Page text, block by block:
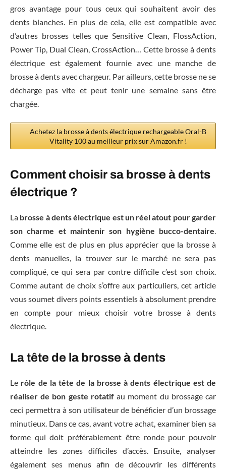
gros avantage pour tous ceux qui souhaitent avoir des
dents blanches. En plus de cela, elle est compatible avec
d’autres brosses telles que Sensitive Clean, FlossAction,
Power Tip, Dual Clean, CrossAction… Cette brosse à dents
électrique est également fournie avec une manche de
brosse à dents avec chargeur. Par ailleurs, cette brosse ne se
décharge pas vite et peut tenir une semaine sans être
chargée.
Achetez la brosse à dents électrique rechargeable Oral-B
Vitality 100 au meilleur prix sur Amazon.fr !
Comment choisir sa brosse à dents
électrique ?
La brosse à dents électrique est un réel atout pour garder
son charme et maintenir son hygiène bucco-dentaire
Comme elle est de plus en plus apprécier que la brosse à
dents manuelles, la trouver sur le marché ne sera pas
compliqué, ce qui sera par contre difficile c’est son choix.
Comme autant de choix s’offre aux particuliers, cet article
vous soumet divers points essentiels à absolument prendre
en compte pour mieux choisir votre brosse à dents
électrique.
La tête de la brosse à dents
Le rôle de la tête de la brosse à dents électrique est de
réaliser de bon geste rotatifau moment du brossage car
ceci permettra à son utilisateur de bénéficier d’un brossage
minutieux. Dans ce cas, avant votre achat, examiner bien sa
forme qui doit préférablement être ronde pour pouvoir
atteindre les zones difficiles d’accès. Ensuite, analyser
également ses menus afin de découvrir les différents